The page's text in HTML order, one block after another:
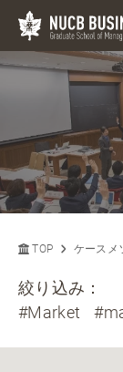
TOP ケースメ
絞り込み：
#Market